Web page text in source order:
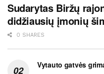
Sudarytas Biržų
didžiausių įmonių
0 SHARES
Vytauto gatvės